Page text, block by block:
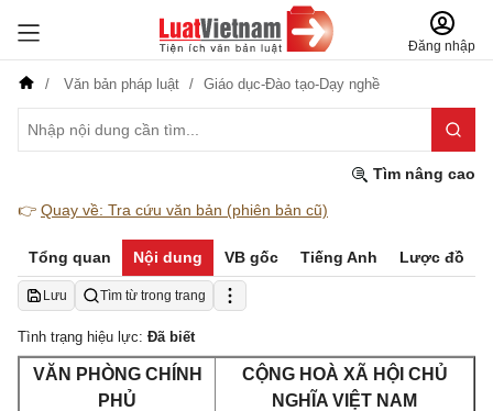
Đăng nhập
Văn bản pháp luật Giáo dục-Đào tạo-Dạy nghề
Tìm nâng cao
👉 Quay về: Tra cứu văn bản (phiên bản cũ)
Tổng quan Nội dung VB gốc Tiếng Anh Lược đồ
Lưu Tìm từ trong trang
Tình trạng hiệu lực: Đã biết
VĂN PHÒNG CHÍNH
PHỦ
CỘNG HOÀ XÃ HỘI CHỦ
NGHĨA VIỆT NAM